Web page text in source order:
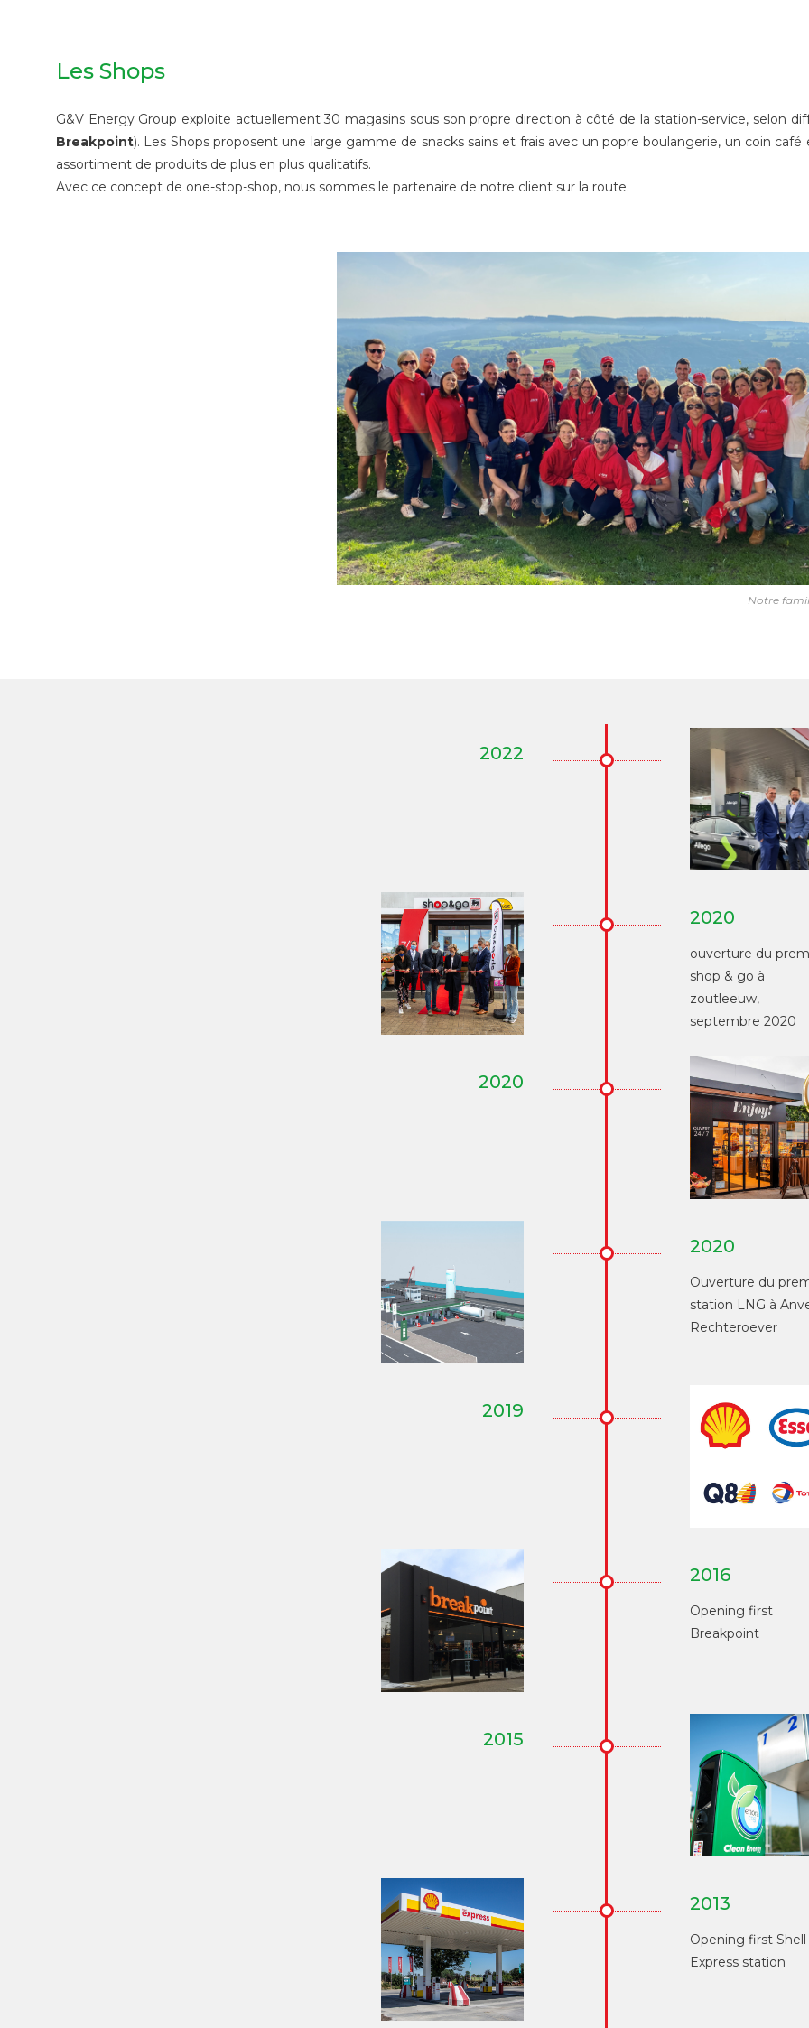
Les Shops
G&V Energy Group exploite actuellement 30 magasins sous son propre direction à côté de la station-service, selon
Breakpoint). Les Shops proposent une large gamme de snacks sains et frais avec un popre boulangerie, un coin
assortiment de produits de plus en plus qualitatifs.
Avec ce concept de one-stop-shop, nous sommes le partenaire de notre client sur la route.
Notre
2022
2020
ouverture du
shop & go à
zoutleeuw,
septembre 2020
2020
2020
Ouverture du
station LNG à
Rechteroever
2019
2016
Opening first
Breakpoint
2015
2013
Opening first Shell
Express station